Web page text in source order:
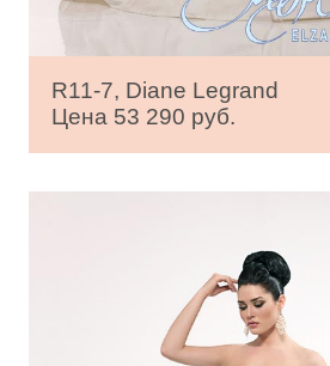
R11-7, Diane Legrand
Цена 53 290 руб.